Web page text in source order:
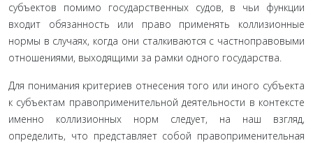
субъектов помимо государственных судов, в чьи функ­ции
входит обязанность или право применять коллизионные
нормы в случаях, когда они сталкиваются с частноправовыми
отношениями, выходящими за рамки одного государства.
Для понимания критериев отнесения того или иного субъекта
к субъектам правоприменительной деятельности в контексте
именно коллизионных норм следует, на наш взгляд,
определить, что представляет собой правопримени­тельная